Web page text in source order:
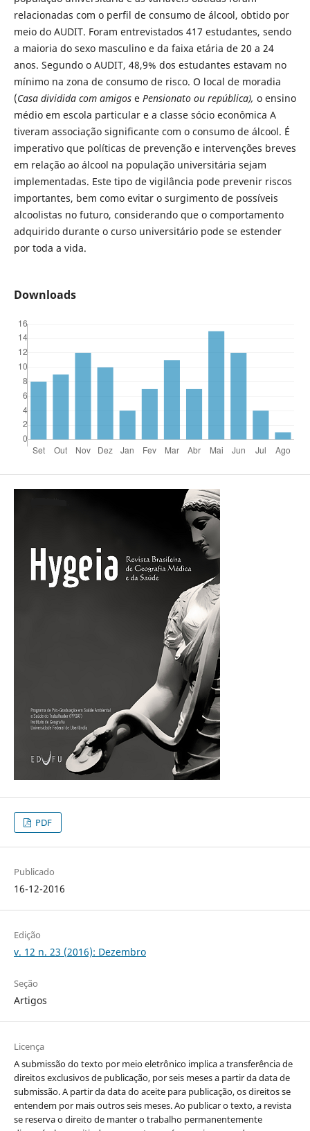
relacionadas com o perfil de consumo de álcool, obtido por
meio do AUDIT. Foram entrevistados 417 estudantes, sendo
a maioria do sexo masculino e da faixa etária de 20 a 24
anos. Segundo o AUDIT, 48,9% dos estudantes estavam no
mínimo na zona de consumo de risco. O local de moradia
(Casa dividida com amigose Pensionato ou república), o ensino
médio em escola particular e a classe sócio econômica A
tiveram associação significante com o consumo de álcool. É
imperativo que políticas de prevenção e intervenções breves
em relação ao álcool na população universitária sejam
implementadas. Este tipo de vigilância pode prevenir riscos
importantes, bem como evitar o surgimento de possíveis
alcoolistas no futuro, considerando que o comportamento
adquirido durante o curso universitário pode se estender
por toda a vida.
Downloads
PDF
Publicado
16-12-2016
Edição
v. 12 n. 23 (2016): Dezembro
Seção
Artigos
Licença
A submissão do texto por meio eletrônico implica a transferência de
direitos exclusivos de publicação, por seis meses a partir da data de
submissão. A partir da data do aceite para publicação, os direitos se
entendem por mais outros seis meses. Ao publicar o texto, a revista
se reserva o direito de manter o trabalho permanentemente